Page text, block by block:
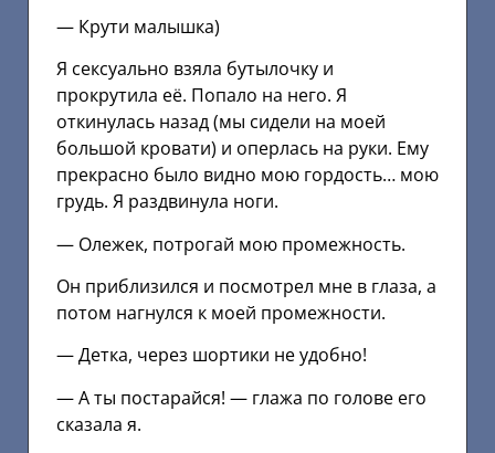
— Крути малышка)
Я сексуально взяла бутылочку и
прокрутила её. Попало на него. Я
откинулась назад (мы сидели на моей
большой кровати) и оперлась на руки. Ему
прекрасно было видно мою гордость… мою
грудь. Я раздвинула ноги.
— Олежек, потрогай мою промежность.
Он приблизился и посмотрел мне в глаза, а
потом нагнулся к моей промежности.
— Детка, через шортики не удобно!
— А ты постарайся! — глажа по голове его
сказала я.